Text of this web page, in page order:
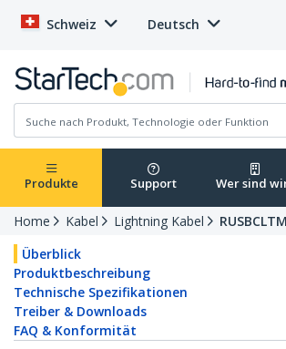
Schweiz Deutsch
Produkte Support Wer sind
Home Kabel Lightning Kabel
Überblick
Produktbeschreibung
Technische Spezifikationen
Treiber & Downloads
FAQ & Konformität